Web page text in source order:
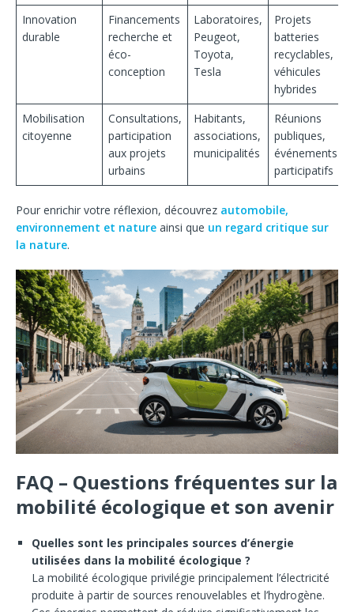
Innovation
durable
Financements
recherche et
éco-
conception
Laboratoires,
Peugeot,
Toyota,
Tesla
Projets
batteries
recyclables,
véhicules
hybrides
Mobilisation
citoyenne
Consultations,
participation
aux projets
urbains
Habitants,
associations,
municipalités
Réunions
publiques,
événements
participatifs
Pour enrichir votre réflexion, découvrez automobile,
environnement et nature ainsi que un regard critique sur
la nature.
FAQ – Questions fréquentes sur la
mobilité écologique et son avenir
Quelles sont les principales sources d’énergie
utilisées dans la mobilité écologique ?
La mobilité écologique privilégie principalement l’électricité
produite à partir de sources renouvelables et l’hydrogène.